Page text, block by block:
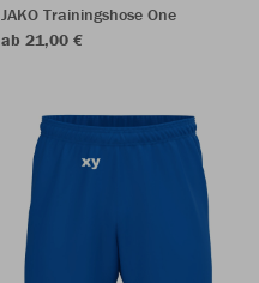
JAKO Trainingshose One
ab 21,00 €